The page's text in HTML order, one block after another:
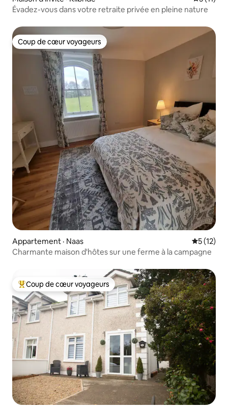
Évadez-vous dans votre retraite privée en pleine nature
Coup de cœur voyageurs
Coup de cœur voyageurs
Appartement · Naas Note
5 (12)
Charmante maison d'hôtes sur une ferme à la campagne
Coup de cœur voyageurs parmi les plus aimés
Coup de cœur voyageurs